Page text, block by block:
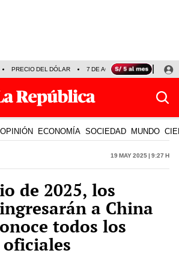
PRECIO DEL DÓLAR 7 DE AGOSTO OLLANTA
OPINIÓN ECONOMÍA SOCIEDAD MUNDO
19 May 2025 | 9:27 h
de 2025, los
a China
todos los